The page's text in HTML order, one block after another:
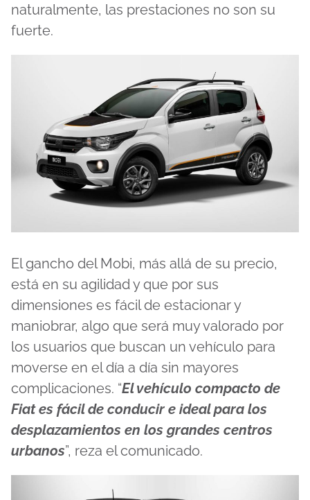
naturalmente, las prestaciones no son su
fuerte.
El gancho del Mobi, más allá de su precio,
está en su agilidad y que por sus
dimensiones es fácil de estacionar y
maniobrar, algo que será muy valorado por
los usuarios que buscan un vehículo para
moverse en el día a día sin mayores
complicaciones. “El vehículo compacto de
Fiat es fácil de conducir e ideal para los
desplazamientos en los grandes centros
urbanos”, reza el comunicado.